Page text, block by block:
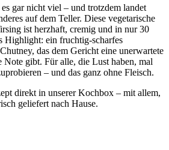
gar nicht viel – und trotzdem landet
auf dem Teller. Diese vegetarische
ist herzhaft, cremig und in nur 30
Highlight: ein fruchtig-scharfes
das dem Gericht eine unerwartete
Note gibt. Für alle, die Lust haben, mal
– und das ganz ohne Fleisch.
direkt in unserer Kochbox – mit allem,
geliefert nach Hause.